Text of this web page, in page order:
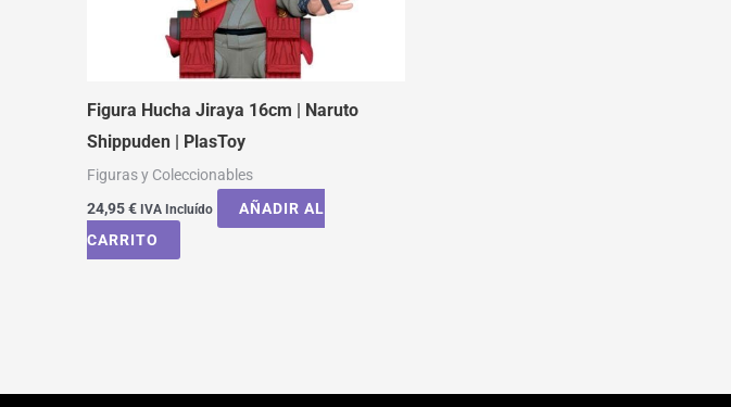
Figura Hucha Jiraya 16cm | Naruto
Shippuden | PlasToy
Figuras y Coleccionables
24,95€ IVA Incluído
AÑADIR AL
CARRITO